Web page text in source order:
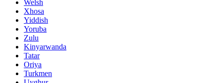
Welsh
Xhosa
Yiddish
Yoruba
Zulu
Kinyarwanda
Tatar
Oriya
Turkmen